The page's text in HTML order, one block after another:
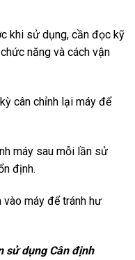
khi sử dụng, cần đọc kỹ
năng và cách vận
cân chỉnh lại máy để
máy sau mỗi lần sử
định.
vào máy để tránh hư
sử dụng Cân định